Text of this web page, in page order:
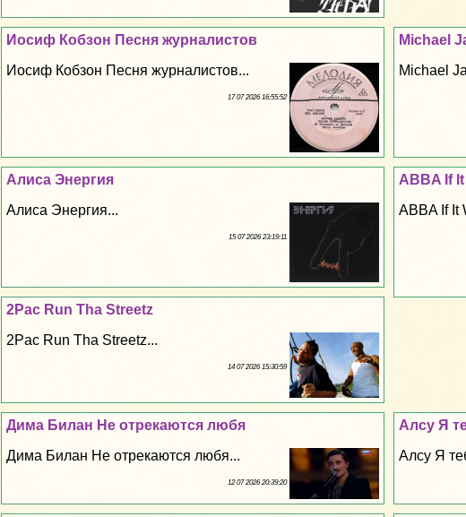
Michael
Michael
Иосиф Кобзон Песня журналистов
Иосиф Кобзон Песня журналистов...
17 07 2026 16:55:52
ABBA If
ABBA If It
Алиса Энергия
Алиса Энергия...
15 07 2026 23:19:11
2Pac Run Tha Streetz
2Pac Run Tha Streetz...
14 07 2026 15:30:59
Алсу Я
Алсу Я
Дима Билан Не отрекаются любя
Дима Билан Не отрекаются любя...
12 07 2026 20:39:20